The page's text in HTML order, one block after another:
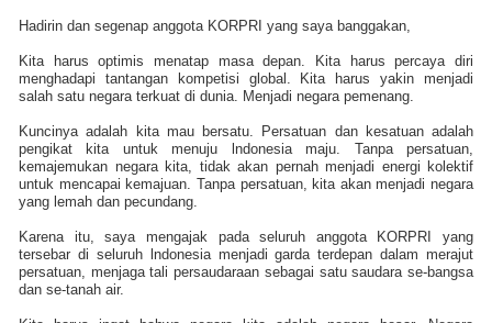
Hadirin dan segenap anggota KORPRI yang saya banggakan,
Kita harus optimis menatap masa depan. Kita harus percaya diri
menghadapi tantangan kompetisi global. Kita harus yakin menjadi
salah satu negara terkuat di dunia. Menjadi negara pemenang.
Kuncinya adalah kita mau bersatu. Persatuan dan kesatuan adalah
pengikat kita untuk menuju lndonesia maju. Tanpa persatuan,
kemajemukan negara kita, tidak akan pernah menjadi energi kolektif
untuk mencapai kemajuan. Tanpa persatuan, kita akan menjadi negara
yang lemah dan pecundang.
Karena itu, saya mengajak pada seluruh anggota KORPRI yang
tersebar di seluruh lndonesia menjadi garda terdepan dalam merajut
persatuan, menjaga tali persaudaraan sebagai satu saudara se-bangsa
dan se-tanah air.